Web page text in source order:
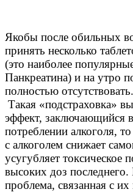
Якобы после обильных
принять несколько
(это наиболее
Панкреатина) и на утро
полностью отсутствовать.
Такая «подстраховка»
эффект, заключающийся
потреблении алкоголя,
с алкоголем снижает
усугубляет токсическое
высоких доз последнего.
проблема, связанная с